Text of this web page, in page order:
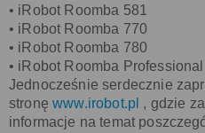
• iRobot Roomba 581
• iRobot Roomba 770
• iRobot Roomba 780
• iRobot Roomba
Jednocześnie serdecznie
stronęwww.irobot.pl , gdzie
informacje na temat